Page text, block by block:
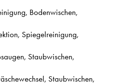
Bodenwischen,
Spiegelreinigung,
Staubwischen,
Staubwischen,